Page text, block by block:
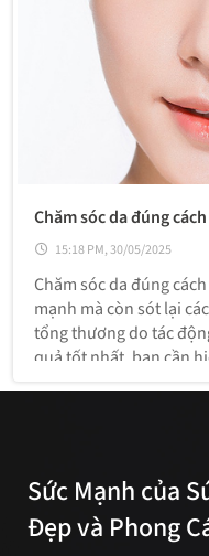
Chăm sóc da đúng
15:18 PM, 30/05/2025
Chăm sóc da đúng
mạnh mà còn sót lại
tổng thương do tác
quả tốt nhất, bạn cần
Sức Mạnh của
Đẹp và Phong